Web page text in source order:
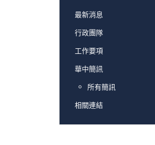
最新消息
行政團隊
工作要項
華中簡訊
所有簡訊
相關連結